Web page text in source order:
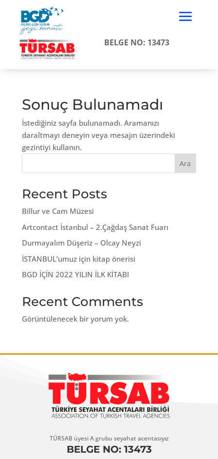
BELGE NO: 13473
Sonuç Bulunamadı
İstediğiniz sayfa bulunamadı. Aramanızı
daraltmayı deneyin veya mesajın üzerindeki
gezintiyi kullanın.
Ara
Recent Posts
Billur ve Cam Müzesi
Artcontact İstanbul – 2.Çağdaş Sanat Fuarı
Durmayalım Düşeriz – Olcay Neyzi
İSTANBUL’umuz için kitap önerisi
BGD İÇİN 2022 YILIN İLK KİTABI
Recent Comments
Görüntülenecek bir yorum yok.
TÜRSAB üyesi A grubu seyahat acentasıyız
BELGE NO: 13473